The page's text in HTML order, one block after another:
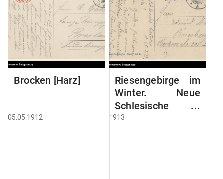
Brocken [Harz]
05.05.1912
Riesengebirge im
Winter. Neue
Schlesische
Baude, 1195 mtr
1913